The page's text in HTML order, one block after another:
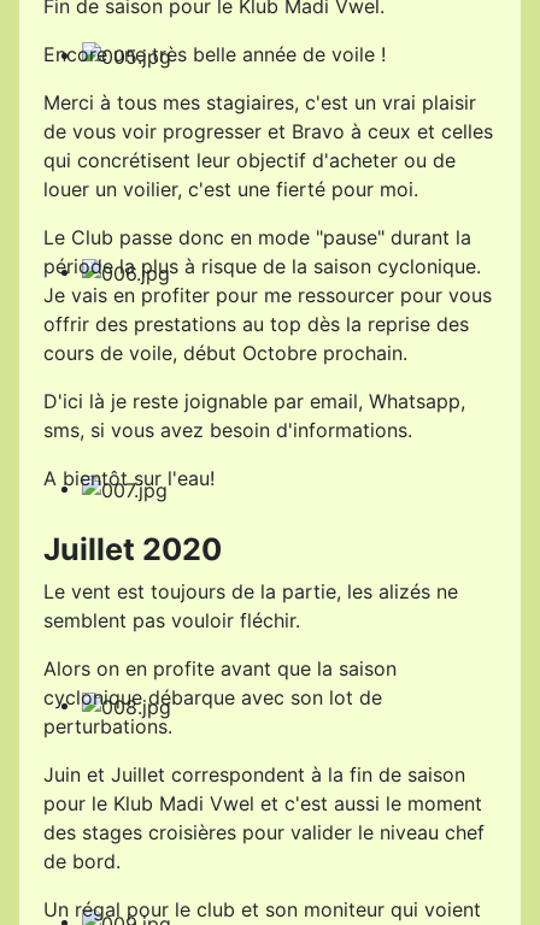
Fin de saison pour le Klub Madi Vwel.
Encore une très belle année de voile !
Merci à tous mes stagiaires, c'est un vrai plaisir
de vous voir progresser et Bravo à ceux et celles
qui concrétisent leur objectif d'acheter ou de
louer un voilier, c'est une fierté pour moi.
Le Club passe donc en mode "pause" durant la
période la plus à risque de la saison cyclonique.
Je vais en profiter pour me ressourcer pour vous
offrir des prestations au top dès la reprise des
cours de voile, début Octobre prochain.
D'ici là je reste joignable par email, Whatsapp,
sms, si vous avez besoin d'informations.
A bientôt sur l'eau!
Juillet 2020
Le vent est toujours de la partie, les alizés ne
semblent pas vouloir fléchir.
Alors on en profite avant que la saison
cyclonique débarque avec son lot de
perturbations.
Juin et Juillet correspondent à la fin de saison
pour le Klub Madi Vwel et c'est aussi le moment
des stages croisières pour valider le niveau chef
de bord.
Un régal pour le club et son moniteur qui voient